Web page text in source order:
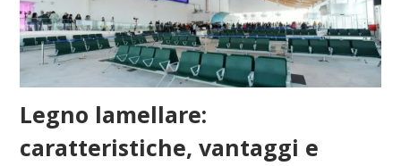
Legno lamellare:
caratteristiche, vantaggi e